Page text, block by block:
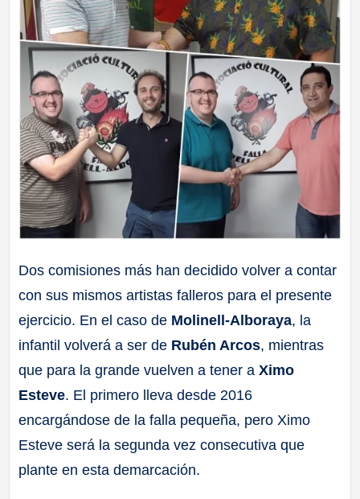
Dos comisiones más han decidido volver a contar
con sus mismos artistas falleros para el presente
ejercicio. En el caso de Molinell-Alboraya, la
infantil volverá a ser de Rubén Arcos, mientras
que para la grande vuelven a tener aXimo
Esteve. El primero lleva desde 2016
encargándose de la falla pequeña, pero Ximo
Esteve será la segunda vez consecutiva que
plante en esta demarcación.